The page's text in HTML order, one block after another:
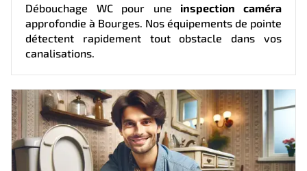
Débouchage WC pour une inspection caméra
approfondie à Bourges. Nos équipements de pointe
détectent rapidement tout obstacle dans vos
canalisations.